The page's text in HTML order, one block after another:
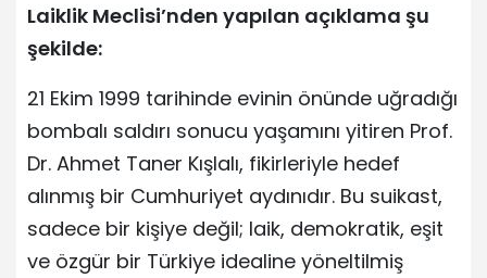
Laiklik Meclisi’nden yapılan açıklama şu
şekilde:
21 Ekim 1999 tarihinde evinin önünde uğradığı
bombalı saldırı sonucu yaşamını yitiren Prof.
Dr. Ahmet Taner Kışlalı, fikirleriyle hedef
alınmış bir Cumhuriyet aydınıdır. Bu suikast,
sadece bir kişiye değil; laik, demokratik, eşit
ve özgür bir Türkiye idealine yöneltilmiş